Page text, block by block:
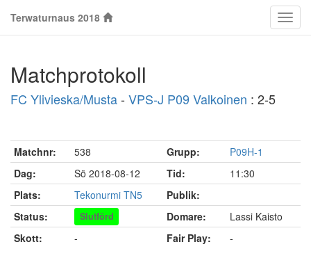
Terwaturnaus 2018
Matchprotokoll
FC Ylivieska/Musta- VPS-J P09 Valkoinen : 2-5
Matchnr: 538 Grupp:
P09H-1
Dag:
Sö 2018-08-12 Tid:
11:30
Plats:
Tekonurmi TN5
Publik:
Status:
Slutförd Domare:
Lassi Kaisto
Skott:
- Fair Play: -